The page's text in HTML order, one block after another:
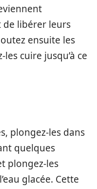
de libérer leurs
ensuite les
cuire jusqu’à ce
plongez-les dans
quelques
plongez-les
glacée. Cette